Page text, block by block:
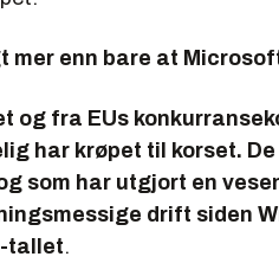
mer enn bare at
og fra EUs
har krøpet til korset.
som har utgjort en
drift siden
tallet.